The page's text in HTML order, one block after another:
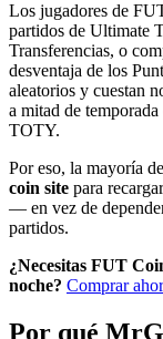
Los jugadores de
partidos de Ultimate
Transferencias, o
desventaja de los
aleatorios y cuestan
a mitad de
TOTY.
Por eso, la mayoría
coin site para
— en vez de
partidos.
¿Necesitas FUT
noche? Comprar
Por qué